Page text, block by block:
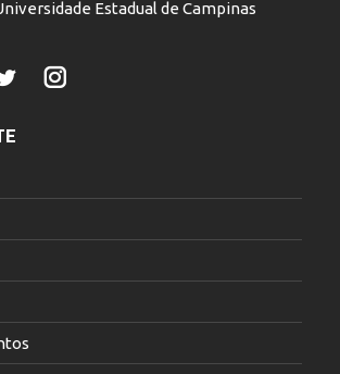
Estadual de Campinas
TwitterInstagram